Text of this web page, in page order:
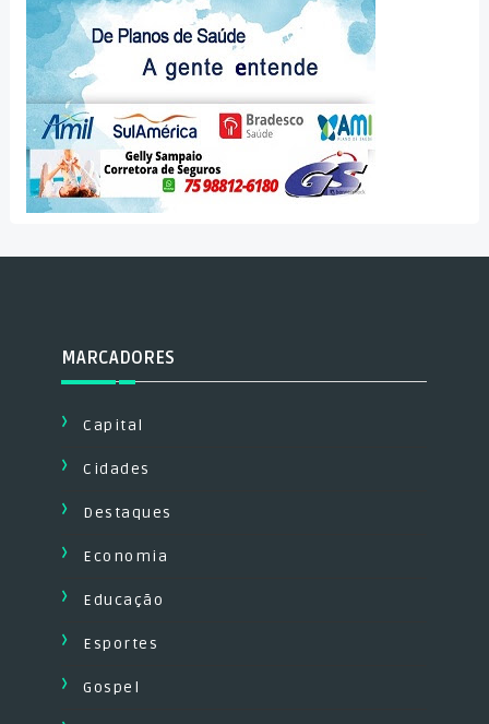
MARCADORES
Capital
Cidades
Destaques
Economia
Educação
Esportes
Gospel